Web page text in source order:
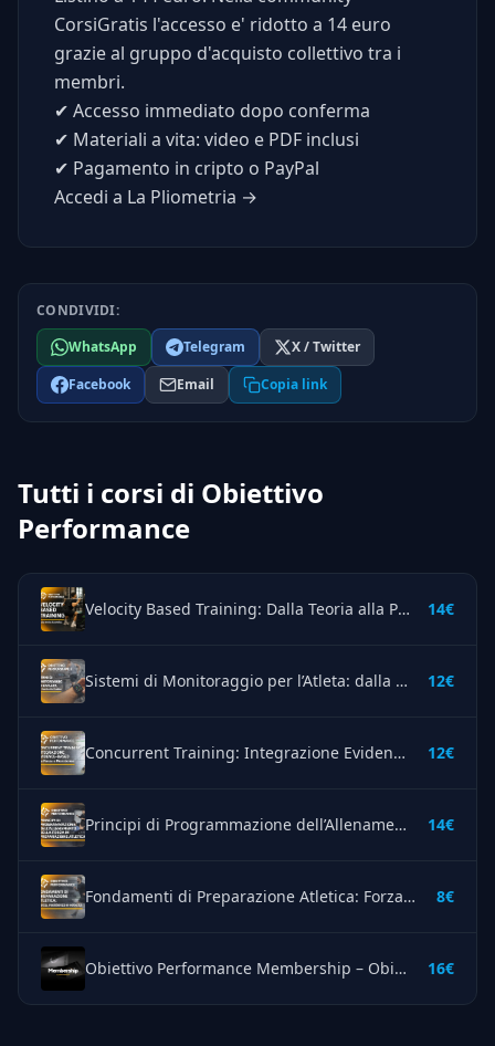
CorsiGratis l'accesso e' ridotto a 14 euro
grazie al gruppo d'acquisto collettivo tra i
membri.
✔ Accesso immediato dopo conferma
✔ Materiali a vita: video e PDF inclusi
✔ Pagamento in cripto o PayPal
Accedi a La Pliometria →
CONDIVIDI:
WhatsApp
Telegram
X / Twitter
Facebook
Email Copia link
Tutti i corsi di Obiettivo
Performance
Velocity Based Training: Dalla Teoria alla Pratica – Obiettivo Performance 14€
Sistemi di Monitoraggio per l’Atleta: dalla Teoria alla Pratica – Obiettivo Performance 12€
Concurrent Training: Integrazione Evidence – Obiettivo Performance 12€
Principi di Programmazione dell’Allenamento della Forza in Preparazione Atletica – Obiettivo Performance 14€
Fondamenti di Preparazione Atletica: Forza, resistenza e velocità – Obiettivo Performance 8€
Obiettivo Performance Membership – Obiettivo Performance 16€